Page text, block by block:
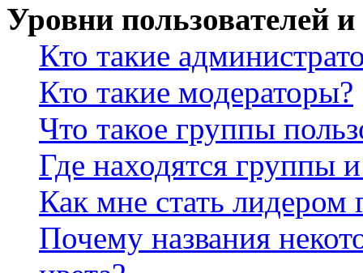
Уровни пользователей
Кто такие
Кто такие модераторы?
Что такое группы
Где находятся группы
Как мне стать лидером
Почему названия